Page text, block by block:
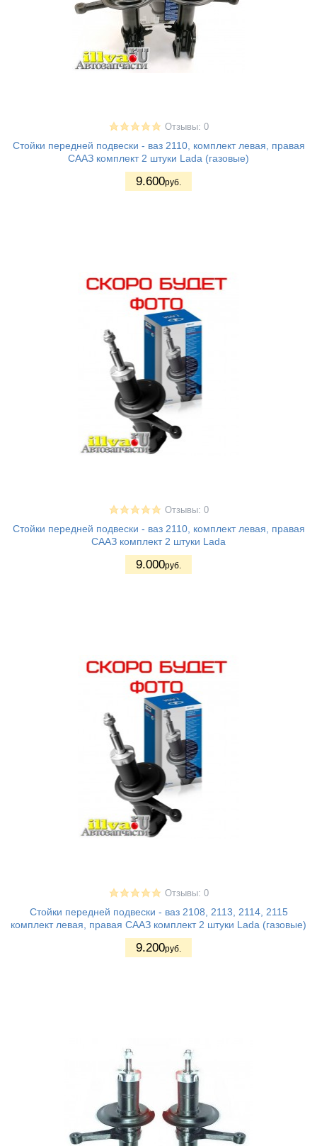
Отзывы: 0
Стойки передней подвески - ваз 2110, комплект левая, правая
СААЗ комплект 2 штуки Lada (газовые)
9.600руб.
Отзывы: 0
Стойки передней подвески - ваз 2110, комплект левая, правая
СААЗ комплект 2 штуки Lada
9.000руб.
Отзывы: 0
Стойки передней подвески - ваз 2108, 2113, 2114, 2115
комплект левая, правая СААЗ комплект 2 штуки Lada (газовые)
9.200руб.